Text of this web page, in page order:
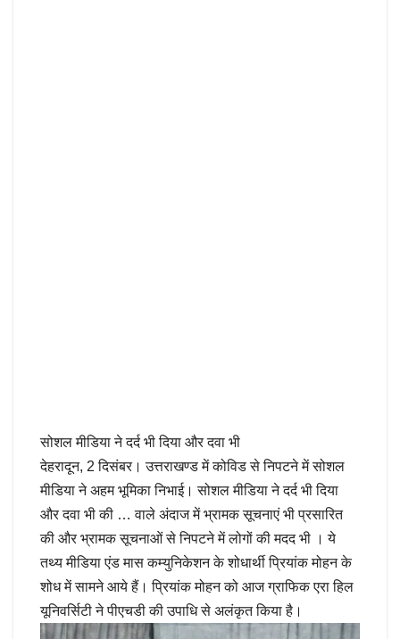
सोशल मीडिया ने दर्द भी दिया और दवा भी
देहरादून, 2 दिसंबर। उत्तराखण्ड में कोविड से निपटने में सोशल
मीडिया ने अहम भूमिका निभाई। सोशल मीडिया ने दर्द भी दिया
और दवा भी की … वाले अंदाज में भ्रामक सूचनाएं भी प्रसारित
की और भ्रामक सूचनाओं से निपटने में लोगों की मदद भी । ये
तथ्य मीडिया एंड मास कम्युनिकेशन के शोधार्थी प्रियांक मोहन के
शोध में सामने आये हैं। प्रियांक मोहन को आज ग्राफिक एरा हिल
यूनिवर्सिटी ने पीएचडी की उपाधि से अलंकृत किया है।